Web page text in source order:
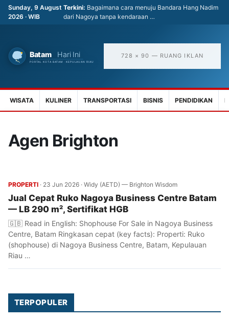
Sunday, 9 August
2026 · WIB
Terkini: Bagaimana cara menuju Bandara Hang Nadim
dari Nagoya tanpa kendaraan …
728 × 90 — RUANG IKLAN
WISATA KULINER TRANSPORTASI BISNIS PENDIDIKAN
Agen Brighton
PROPERTI · 23 Jun 2026 · Widy (AETD) — Brighton Wisdom
Jual Cepat Ruko Nagoya Business Centre Batam
— LB 290 m², Sertifikat HGB
🇬🇧 Read in English: Shophouse For Sale in Nagoya Business
Centre, Batam Ringkasan cepat (key facts): Properti: Ruko
(shophouse) di Nagoya Business Centre, Batam, Kepulauan
Riau …
TERPOPULER